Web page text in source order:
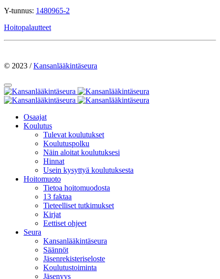
Y-tunnus: 1480965-2
Hoitopalautteet
© 2023 /Kansanlääkintäseura
Osaajat
Koulutus
Tulevat koulutukset
Koulutuspolku
Näin aloitat koulutuksesi
Hinnat
Usein kysyttyä koulutuksesta
Hoitomuoto
Tietoa hoitomuodosta
13 faktaa
Tieteelliset tutkimukset
Kirjat
Eettiset ohjeet
Seura
Kansanlääkintäseura
Säännöt
Jäsenrekisteriseloste
Koulutustoiminta
Jäsenyys